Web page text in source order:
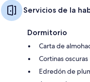
Servicios de la
Dormitorio
Carta de
Cortinas oscuras
Edredón de